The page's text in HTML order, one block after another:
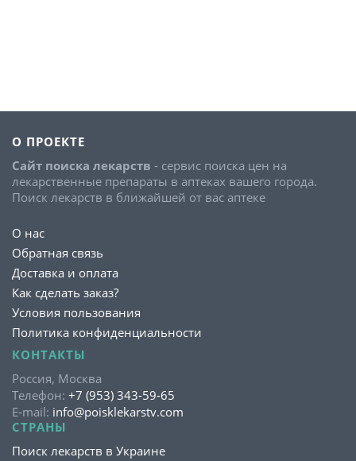
О ПРОЕКТЕ
Сайт поиска лекарств - сервис поиска цен на
лекарственные препараты в аптеках вашего города.
Поиск лекарств в ближайшей от вас аптеке
О нас
Обратная связь
Доставка и оплата
Как сделать заказ?
Условия пользования
Политика конфиденциальности
КОНТАКТЫ
Россия, Москва
Телефон: +7 (953) 343-59-65
E-mail: info@poisklekarstv.com
СТРАНЫ
Поиск лекарств в Украине